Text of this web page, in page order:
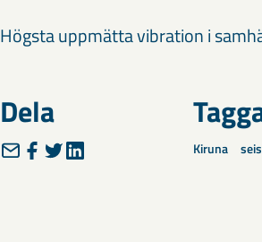
Högsta uppmätta vibration i
Dela
Kiruna